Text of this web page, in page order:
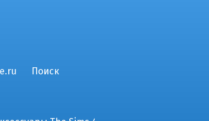
Поиск